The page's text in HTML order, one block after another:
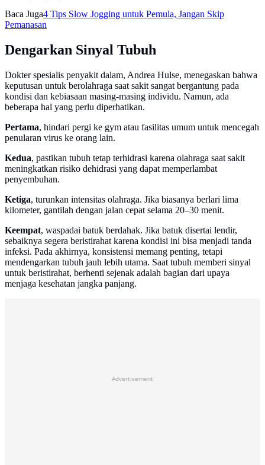
Baca Juga4 Tips Slow Jogging untuk Pemula, Jangan Skip
Pemanasan
Dengarkan Sinyal Tubuh
Dokter spesialis penyakit dalam, Andrea Hulse, menegaskan bahwa
keputusan untuk berolahraga saat sakit sangat bergantung pada
kondisi dan kebiasaan masing-masing individu. Namun, ada
beberapa hal yang perlu diperhatikan.
Pertama, hindari pergi ke gym atau fasilitas umum untuk mencegah
penularan virus ke orang lain.
Kedua, pastikan tubuh tetap terhidrasi karena olahraga saat sakit
meningkatkan risiko dehidrasi yang dapat memperlambat
penyembuhan.
Ketiga, turunkan intensitas olahraga. Jika biasanya berlari lima
kilometer, gantilah dengan jalan cepat selama 20–30 menit.
Keempat, waspadai batuk berdahak. Jika batuk disertai lendir,
sebaiknya segera beristirahat karena kondisi ini bisa menjadi tanda
infeksi. Pada akhirnya, konsistensi memang penting, tetapi
mendengarkan tubuh jauh lebih utama. Saat tubuh memberi sinyal
untuk beristirahat, berhenti sejenak adalah bagian dari upaya
menjaga kesehatan jangka panjang.
Advertisement